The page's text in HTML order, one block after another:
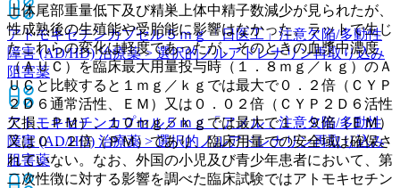
アトモキセチンカプセル５ｍｇ「日医工」注意欠陥/多動性
障害 (AD/HD) 治療薬 > 選択的ノルアドレナリン再取り込み
阻害薬
アトモキセチンカプセル５ｍｇ「アメル」注意欠陥/多動性
障害 (AD/HD) 治療薬 > 選択的ノルアドレナリン再取り込み
阻害薬
上体尾部重量低下及び精巣上体中精子数減少が見られたが、
性成熟後の生殖能や受胎能に影響はなかった。ラットで生じ
たこれらの変化は軽度であったが、そのときの血漿中濃度
（ＡＵＣ）を臨床最大用量投与時（１．８ｍｇ／ｋｇ）のＡ
ＵＣと比較すると１ｍｇ／ｋｇでは最大で０．２倍（ＣＹＰ
２Ｄ６通常活性、ＥＭ）又は０．０２倍（ＣＹＰ２Ｄ６活性
欠損、ＰＭ）、１０ｍｇ／ｋｇでは最大で１．９倍（ＥＭ）
又は０．２倍（ＰＭ）であり、臨床用量での安全域は確保さ
れていない。なお、外国の小児及び青少年患者において、第
二次性徴に対する影響を調べた臨床試験ではアトモキセチン